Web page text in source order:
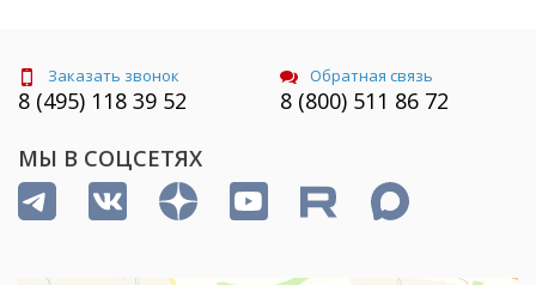
Заказать звонок
8 (495) 118 39 52
Обратная связь
8 (800) 511 86 72
МЫ В СОЦСЕТЯХ